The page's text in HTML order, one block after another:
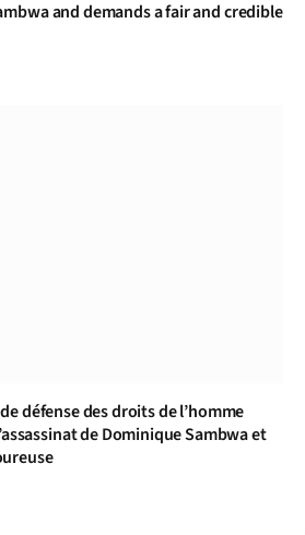
and demands a fair and credible
défense des droits de l’homme
de Dominique Sambwa et